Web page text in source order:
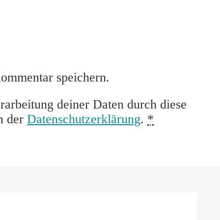
speichern.
deiner Daten durch diese
der Datenschutzerklärung. *